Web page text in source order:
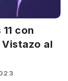
con
Vistazo al